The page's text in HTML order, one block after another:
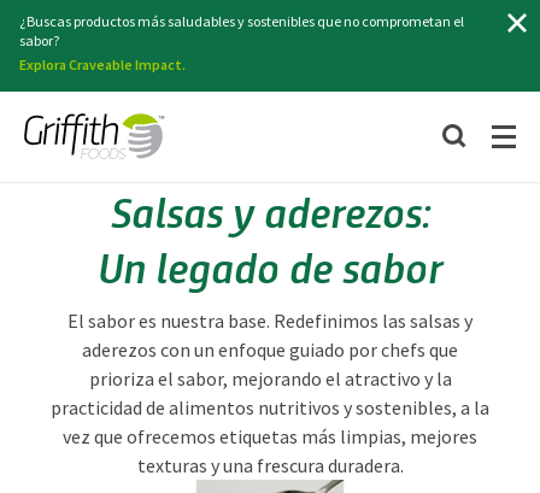
¿Buscas productos más saludables y sostenibles que no comprometan el
sabor?
Explora Craveable Impact.
Salsas y aderezos:
Un legado de sabor
El sabor es nuestra base. Redefinimos las salsas y
aderezos con un enfoque guiado por chefs que
prioriza el sabor, mejorando el atractivo y la
practicidad de alimentos nutritivos y sostenibles, a la
vez que ofrecemos etiquetas más limpias, mejores
texturas y una frescura duradera.